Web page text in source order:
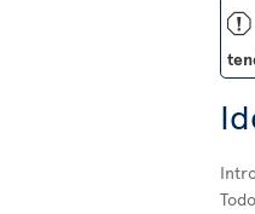
ü